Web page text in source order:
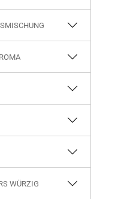
WÜRZIG